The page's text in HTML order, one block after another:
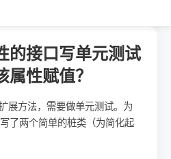
的接口写单元测试
性赋值？
展方法，需要做单元测试。为
了两个简单的桩类（为简化起